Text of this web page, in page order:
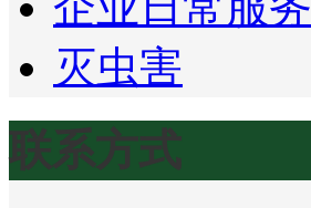
灭虫害
联系方式